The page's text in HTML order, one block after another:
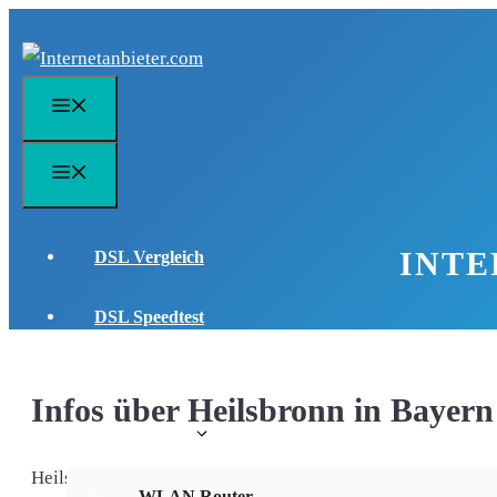
Inhalt
DSL Vergleich
DSL Speedtest
Infos über Heilsbronn in Bayern
Heilsbronn - Kleinstadt im Herzen von Bayern